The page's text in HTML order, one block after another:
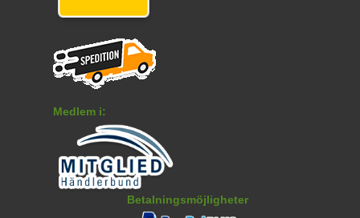
Medlem i:
Betalningsmöjligheter